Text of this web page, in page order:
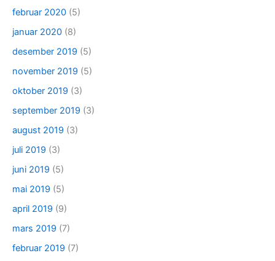
februar 2020 (5)
januar 2020 (8)
desember 2019 (5)
november 2019 (5)
oktober 2019 (3)
september 2019 (3)
august 2019 (3)
juli 2019 (3)
juni 2019 (5)
mai 2019 (5)
april 2019 (9)
mars 2019 (7)
februar 2019 (7)